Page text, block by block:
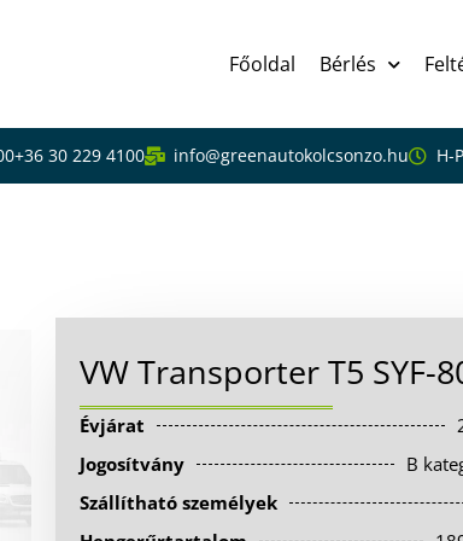
Főoldal Bérlés
+36 30 229 4100 info@greenautokolcsonzo.hu H-
VW Transporter T5 SYF-
Évjárat
Jogosítvány
B
Szállítható személyek